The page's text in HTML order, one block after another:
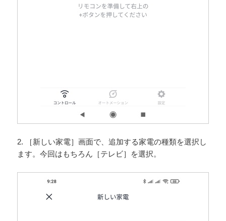
2. ［新しい家電］画面で、追加する家電の種類を選択し
ます。今回はもちろん［テレビ］を選択。